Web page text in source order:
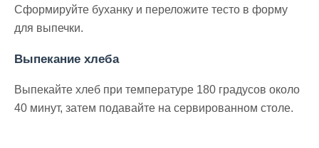
Сформируйте буханку и переложите тесто в форму
для выпечки.
Выпекание хлеба
Выпекайте хлеб при температуре 180 градусов около
40 минут, затем подавайте на сервированном столе.